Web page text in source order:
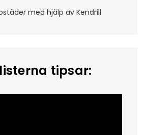
med hjälp av Kendrill
tipsar: